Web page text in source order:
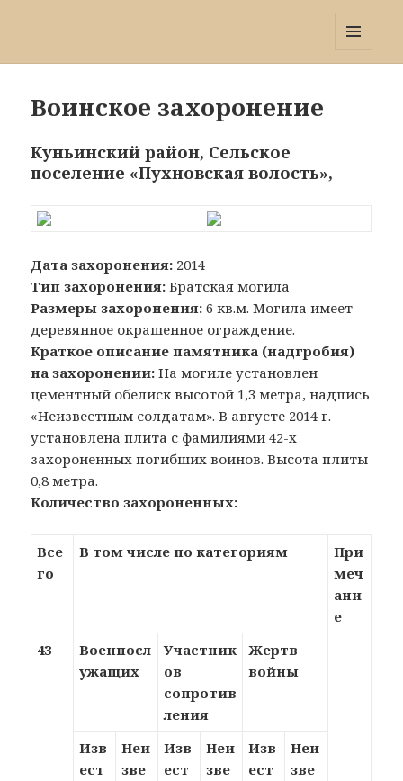
Воинское захоронение
Куньинский район, Сельское
поселение «Пухновская волость»,
Дата захоронения: 2014
Тип захоронения: Братская могила
Размеры захоронения: 6 кв.м. Могила имеет
деревянное окрашенное ограждение.
Краткое описание памятника (надгробия)
на захоронении: На могиле установлен
цементный обелиск высотой 1,3 метра, надпись
«Неизвестным солдатам». В августе 2014 г.
установлена плита с фамилиями 42-х
захороненных погибших воинов. Высота плиты
0,8 метра.
Количество захороненных:
Все
го
В том числе по категориям
При
меч
ани
е
43
Военносл
ужащих
Участник
ов
сопротив
ления
Жертв
войны
Изв
ест
Неи
зве
Изв
ест
Неи
зве
Изв
ест
Неи
зве